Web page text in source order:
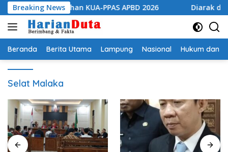
Langsung
ke
konten
Breaking News
Perubahan KUA-PPAS APBD 2026 Diarak di Atas
Beranda Berita Utama Lampung Nasional Hukum dan
Selat Malaka